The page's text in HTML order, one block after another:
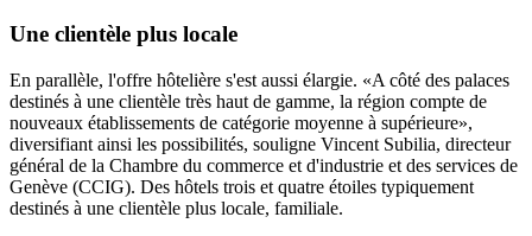
Une clientèle plus locale
En parallèle, l'offre hôtelière s'est aussi élargie. «A côté des palaces
destinés à une clientèle très haut de gamme, la région compte de
nouveaux établissements de catégorie moyenne à supérieure»,
diversifiant ainsi les possibilités, souligne Vincent Subilia, directeur
général de la Chambre du commerce et d'industrie et des services de
Genève (CCIG). Des hôtels trois et quatre étoiles typiquement
destinés à une clientèle plus locale, familiale.